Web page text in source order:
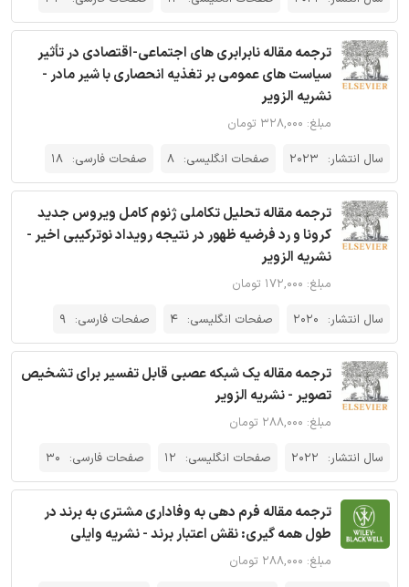
ترجمه مقاله نابرابری های اجتماعی-اقتصادی در تأثیر
سیاست های عمومی بر تغذیه انحصاری با شیر مادر -
نشریه الزویر
مبلغ: ۳۲۸,۰۰۰ تومان
سال انتشار: 2023 صفحات انگلیسی: 8 صفحات فارسی: 18
ترجمه مقاله تحلیل تکاملی ژنوم کامل ویروس جدید
کرونا و رد فرضیه ظهور در نتیجه رویداد نوترکیبی اخیر -
نشریه الزویر
مبلغ: ۱۷۲,۰۰۰ تومان
سال انتشار: 2020 صفحات انگلیسی: 4 صفحات فارسی: 9
ترجمه مقاله یک شبکه عصبی قابل تفسیر برای تشخیص
تصویر - نشریه الزویر
مبلغ: ۲۸۸,۰۰۰ تومان
سال انتشار: 2022 صفحات انگلیسی: 12 صفحات فارسی: 30
ترجمه مقاله فرم دهی به وفاداری مشتری به برند در
طول همه گیری: نقش اعتبار برند - نشریه وایلی
مبلغ: ۲۸۸,۰۰۰ تومان